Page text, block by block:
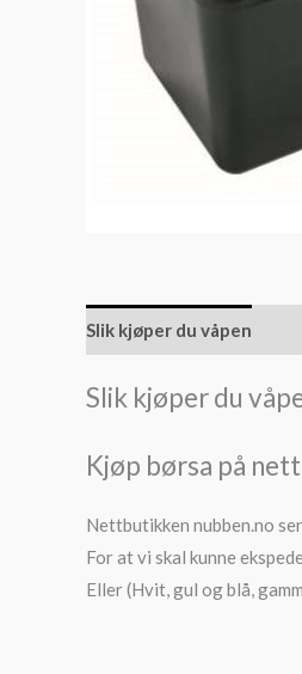
Slik kjøper du våpen
Slik kjøper du
Kjøp børsa på
Nettbutikken nubben.no
For at vi skal kunne
Eller (Hvit, gul og blå,